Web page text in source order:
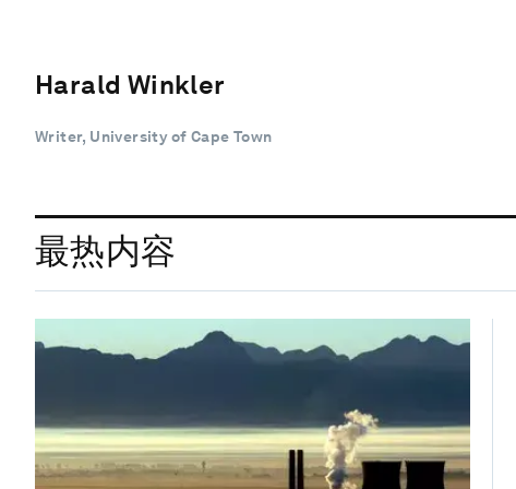
Harald Winkler
Writer, University of Cape Town
最热内容